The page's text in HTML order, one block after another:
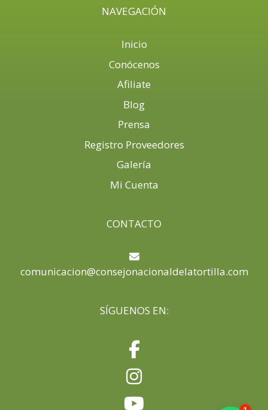
NAVEGACIÓN
Inicio
Conócenos
Afiliate
Blog
Prensa
Registro Proveedores
Galería
Mi Cuenta
CONTACTO
comunicacion@consejonacionaldelatortilla.com
SÍGUENOS EN: